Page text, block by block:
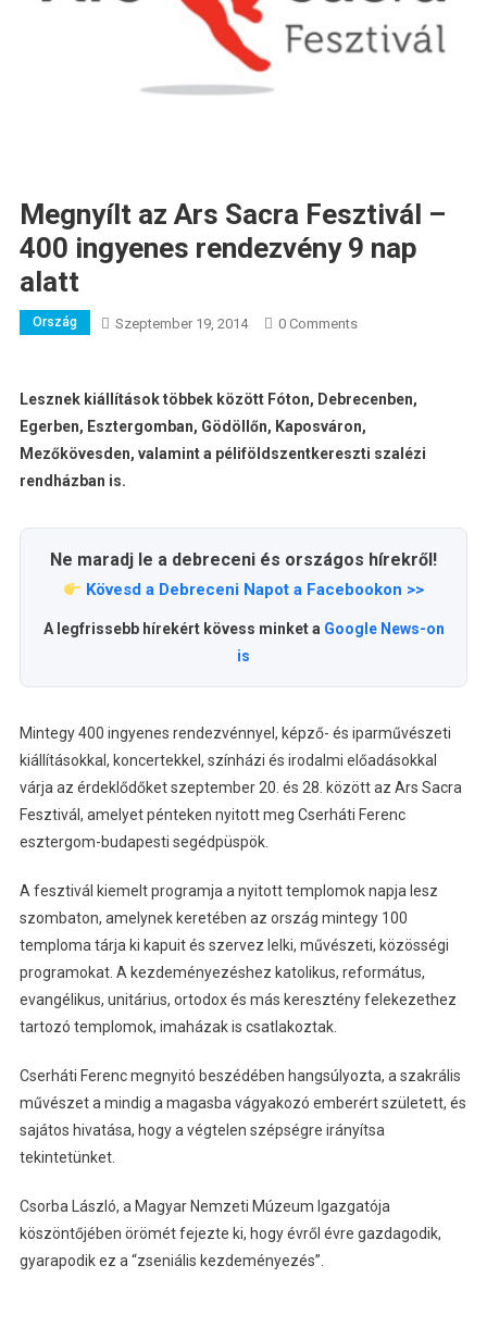
Megnyílt az Ars Sacra Fesztivál –
400 ingyenes rendezvény 9 nap
alatt
Ország Szeptember 19, 2014 0 Comments
Lesznek kiállítások többek között Fóton, Debrecenben,
Egerben, Esztergomban, Gödöllőn, Kaposváron,
Mezőkövesden, valamint a péliföldszentkereszti szalézi
rendházban is.
Ne maradj le a debreceni és országos hírekről!
Kövesd a Debreceni Napot a Facebookon >>
A legfrissebb hírekért kövess minket a Google News-on
is
Mintegy 400 ingyenes rendezvénnyel, képző- és iparművészeti
kiállításokkal, koncertekkel, színházi és irodalmi előadásokkal
várja az érdeklődőket szeptember 20. és 28. között az Ars Sacra
Fesztivál, amelyet pénteken nyitott meg Cserháti Ferenc
esztergom-budapesti segédpüspök.
A fesztivál kiemelt programja a nyitott templomok napja lesz
szombaton, amelynek keretében az ország mintegy 100
temploma tárja ki kapuit és szervez lelki, művészeti, közösségi
programokat. A kezdeményezéshez katolikus, református,
evangélikus, unitárius, ortodox és más keresztény felekezethez
tartozó templomok, imaházak is csatlakoztak.
Cserháti Ferenc megnyitó beszédében hangsúlyozta, a szakrális
művészet a mindig a magasba vágyakozó emberért született, és
sajátos hivatása, hogy a végtelen szépségre irányítsa
tekintetünket.
Csorba László, a Magyar Nemzeti Múzeum Igazgatója
köszöntőjében örömét fejezte ki, hogy évről évre gazdagodik,
gyarapodik ez a “zseniális kezdeményezés”.